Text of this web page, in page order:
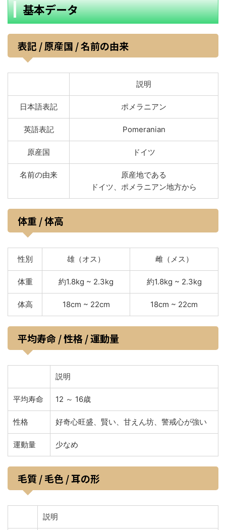
基本データ
表記 / 原産国 / 名前の由来
説明
日本語表記 ポメラニアン
英語表記 Pomeranian
原産国 ドイツ
名前の由来
原産地である
ドイツ、ポメラニアン地方から
体重 / 体高
性別 雄（オス） 雌（メス）
体重 約1.8kg ~ 2.3kg 約1.8kg ~ 2.3kg
体高 18cm ~ 22cm 18cm ~ 22cm
平均寿命 / 性格 / 運動量
説明
平均寿命 12 ～ 16歳
性格 好奇心旺盛、賢い、甘えん坊、警戒心が強い
運動量 少なめ
毛質 / 毛色 / 耳の形
説明